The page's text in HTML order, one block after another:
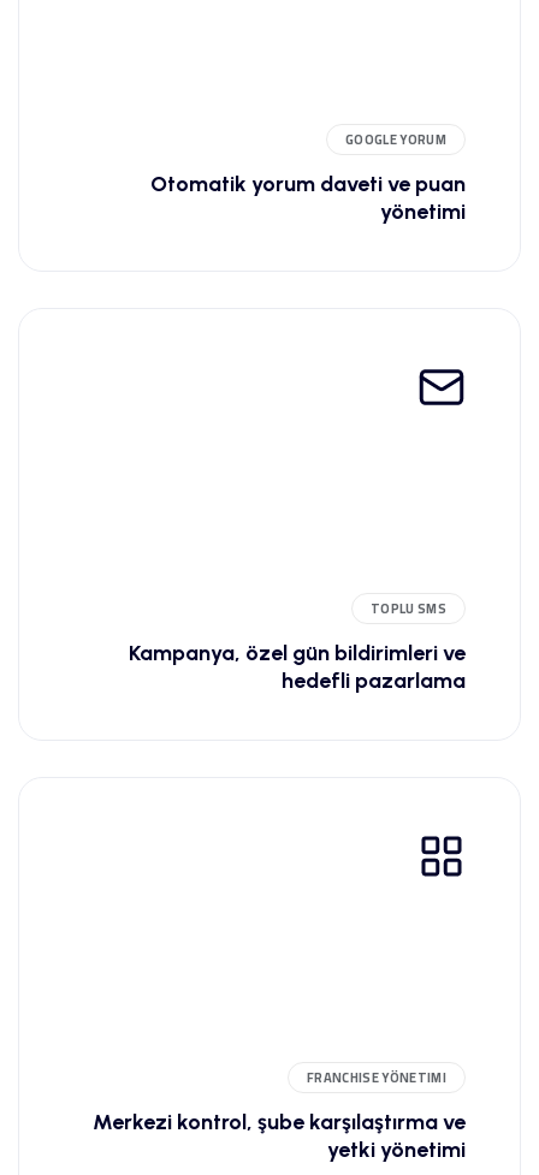
GOOGLE YORUM
Otomatik yorum daveti ve puan
yönetimi
TOPLU SMS
Kampanya, özel gün bildirimleri ve
hedefli pazarlama
FRANCHISE YÖNETIMI
Merkezi kontrol, şube karşılaştırma ve
yetki yönetimi